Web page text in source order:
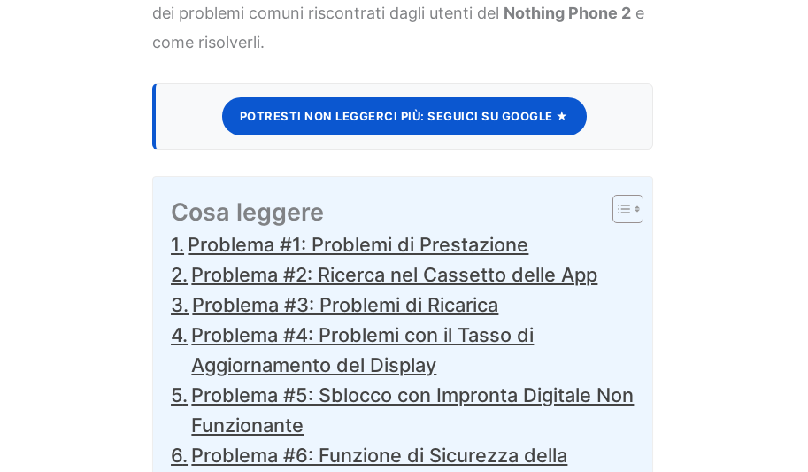
dei problemi comuni riscontrati dagli utenti del Nothing Phone 2 e
come risolverli.
POTRESTI NON LEGGERCI PIÙ: SEGUICI SU GOOGLE ★
Cosa leggere
Problema #1: Problemi di Prestazione
Problema #2: Ricerca nel Cassetto delle App
Problema #3: Problemi di Ricarica
Problema #4: Problemi con il Tasso di
Aggiornamento del Display
Problema #5: Sblocco con Impronta Digitale Non
Funzionante
Problema #6: Funzione di Sicurezza della